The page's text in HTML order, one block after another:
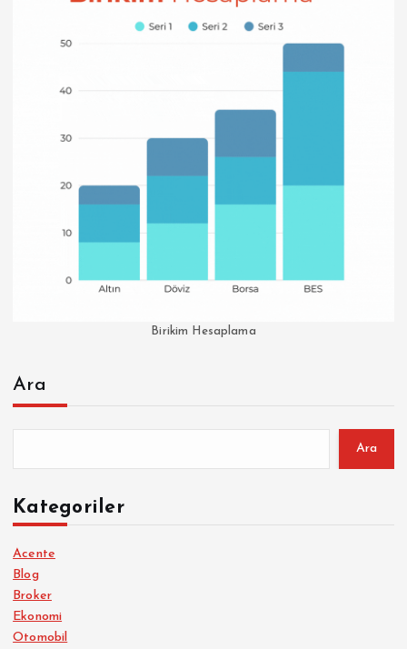
Birikim Hesaplama
Ara
Ara
Kategoriler
Acente
Blog
Broker
Ekonomi
Otomobil